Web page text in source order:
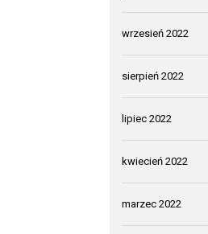
wrzesień 2022
sierpień 2022
lipiec 2022
kwiecień 2022
marzec 2022